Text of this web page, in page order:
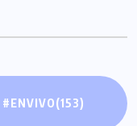
#ENVIVO(153)